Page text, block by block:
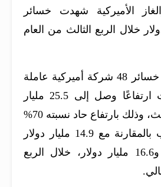
الأميركية شهدت خسائر
مليار دولار خلال الربع الثالث من العام
وأضاف التقرير أن خسائر 48 شركة أميركية عاملة
في المجال شهدت ارتفاعًا وصل إلى 25.5 مليار
دولار في الربع الثالث، وذلك بارتفاع حاد نسبته 70%
و58% على الترتيب بالمقارنة مع 14.9 مليار دولار
خلال الربع الأول و16.6 مليار دولار، خلال الربع